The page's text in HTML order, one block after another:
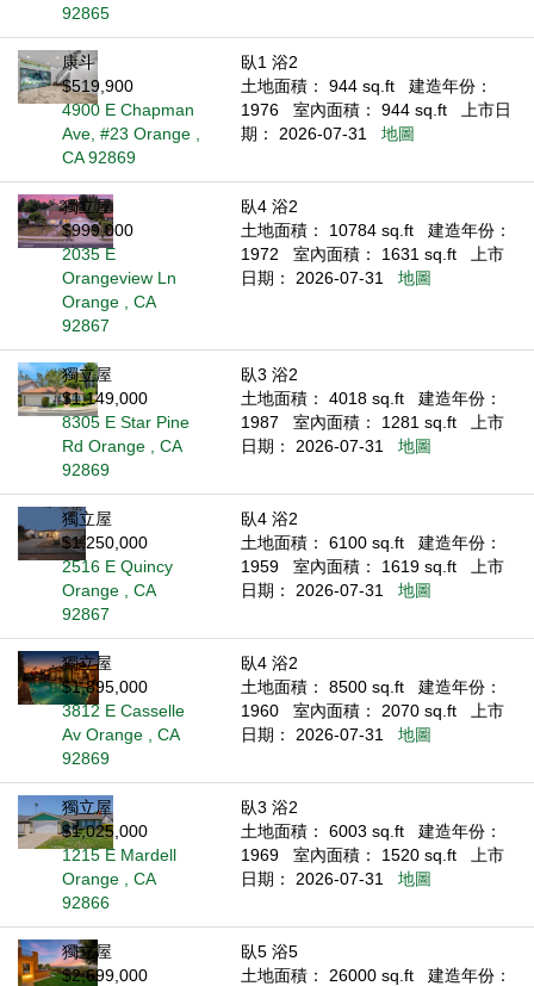
92865
康斗
$519,900
4900 E Chapman
Ave, #23 Orange ,
CA 92869
臥1 浴2
土地面積： 944 sq.ft
建造年份：
1976
室內面積： 944 sq.ft
上市日
期： 2026-07-31
地圖
獨立屋
$999,000
2035 E
Orangeview Ln
Orange , CA
92867
臥4 浴2
土地面積： 10784 sq.ft
建造年份：
1972
室內面積： 1631 sq.ft
上市
日期： 2026-07-31
地圖
獨立屋
$1,149,000
8305 E Star Pine
Rd Orange , CA
92869
臥3 浴2
土地面積： 4018 sq.ft
建造年份：
1987
室內面積： 1281 sq.ft
上市
日期： 2026-07-31
地圖
獨立屋
$1,250,000
2516 E Quincy
Orange , CA
92867
臥4 浴2
土地面積： 6100 sq.ft
建造年份：
1959
室內面積： 1619 sq.ft
上市
日期： 2026-07-31
地圖
獨立屋
$1,895,000
3812 E Casselle
Av Orange , CA
92869
臥4 浴2
土地面積： 8500 sq.ft
建造年份：
1960
室內面積： 2070 sq.ft
上市
日期： 2026-07-31
地圖
獨立屋
$1,025,000
1215 E Mardell
Orange , CA
92866
臥3 浴2
土地面積： 6003 sq.ft
建造年份：
1969
室內面積： 1520 sq.ft
上市
日期： 2026-07-31
地圖
獨立屋
$2,699,000
臥5 浴5
土地面積： 26000 sq.ft
建造年份：